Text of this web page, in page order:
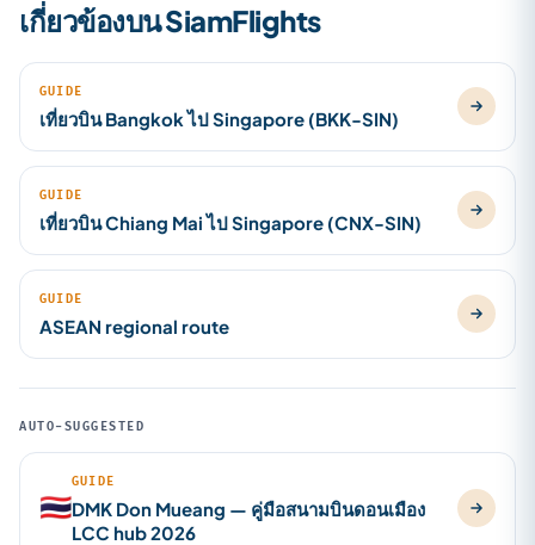
เกี่ยวข้องบน SiamFlights
GUIDE
เที่ยวบิน Bangkok ไป Singapore (BKK-SIN)
GUIDE
เที่ยวบิน Chiang Mai ไป Singapore (CNX-SIN)
GUIDE
ASEAN regional route
AUTO-SUGGESTED
🇹🇭
GUIDE
DMK Don Mueang — คู่มือสนามบินดอนเมือง
LCC hub 2026